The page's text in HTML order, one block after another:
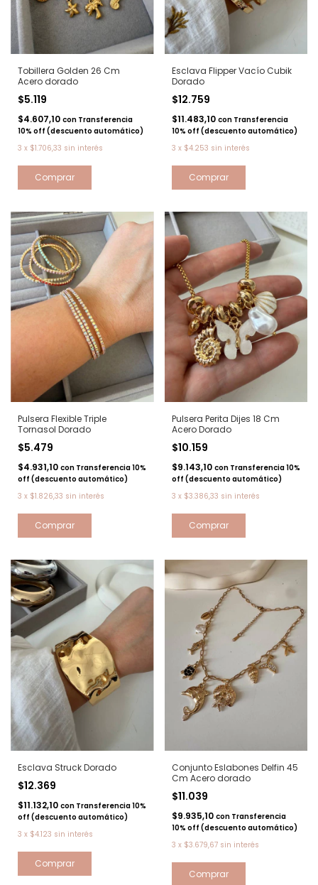
Tobillera Golden 26 Cm
Acero dorado
$5.119
$4.607,10 con Transferencia
10% off (descuento automático)
3 x $1.706,33 sin interés
Comprar
Esclava Flipper Vacío Cubik
Dorado
$12.759
$11.483,10 con Transferencia
10% off (descuento automático)
3 x $4.253 sin interés
Pulsera Flexible Triple
Tornasol Dorado
$5.479
$4.931,10 con Transferencia 10%
off (descuento automático)
3 x $1.826,33 sin interés
Pulsera Perita Dijes 18 Cm
Acero Dorado
$10.159
$9.143,10 con Transferencia 10%
off (descuento automático)
3 x $3.386,33 sin interés
Esclava Struck Dorado
$12.369
$11.132,10 con Transferencia 10%
off (descuento automático)
3 x $4.123 sin interés
Conjunto Eslabones Delfin 45
Cm Acero dorado
$11.039
$9.935,10 con Transferencia
10% off (descuento automático)
3 x $3.679,67 sin interés